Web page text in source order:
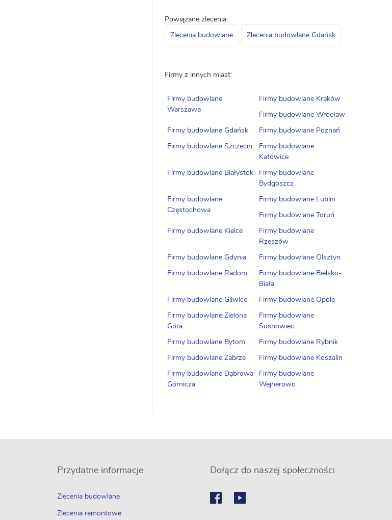
Powiązane zlecenia:
Zlecenia budowlane Zlecenia budowlane Gdańsk
Firmy z innych miast:
Firmy budowlane
Warszawa
Firmy budowlane Kraków
Firmy budowlane Wrocław
Firmy budowlane Gdańsk Firmy budowlane Poznań
Firmy budowlane Szczecin
Firmy budowlane
Katowice
Firmy budowlane Białystok
Firmy budowlane
Bydgoszcz
Firmy budowlane
Częstochowa
Firmy budowlane Lublin
Firmy budowlane Toruń
Firmy budowlane Kielce
Firmy budowlane
Rzeszów
Firmy budowlane Gdynia Firmy budowlane Olsztyn
Firmy budowlane Radom
Firmy budowlane Bielsko-
Biała
Firmy budowlane Gliwice Firmy budowlane Opole
Firmy budowlane Zielona
Góra
Firmy budowlane
Sosnowiec
Firmy budowlane Bytom Firmy budowlane Rybnik
Firmy budowlane Zabrze Firmy budowlane Koszalin
Firmy budowlane Dąbrowa
Górnicza
Firmy budowlane
Wejherowo
Przydatne informacje
Zlecenia budowlane
Zlecenia remontowe
Dołącz do naszej społeczności